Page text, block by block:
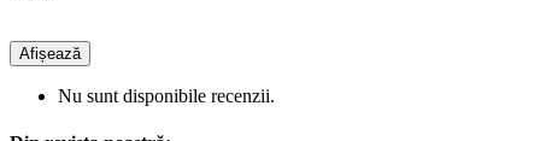
Afișează
Nu sunt disponibile recenzii.